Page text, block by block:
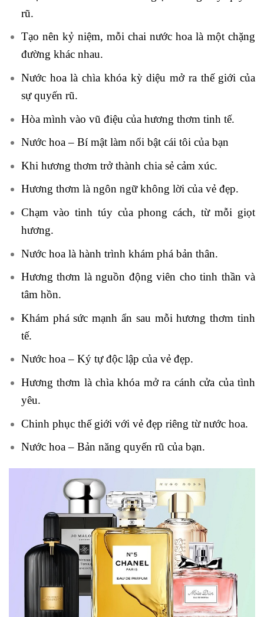
rũ.
Tạo nên kỷ niệm, mỗi chai nước hoa là một chặng
đường khác nhau.
Nước hoa là chìa khóa kỳ diệu mở ra thế giới của
sự quyến rũ.
Hòa mình vào vũ điệu của hương thơm tinh tế.
Nước hoa – Bí mật làm nổi bật cái tôi của bạn
Khi hương thơm trở thành chia sẻ cảm xúc.
Hương thơm là ngôn ngữ không lời của vẻ đẹp.
Chạm vào tinh túy của phong cách, từ mỗi giọt
hương.
Nước hoa là hành trình khám phá bản thân.
Hương thơm là nguồn động viên cho tinh thần và
tâm hồn.
Khám phá sức mạnh ẩn sau mỗi hương thơm tinh
tế.
Nước hoa – Ký tự độc lập của vẻ đẹp.
Hương thơm là chìa khóa mở ra cánh cửa của tình
yêu.
Chinh phục thế giới với vẻ đẹp riêng từ nước hoa.
Nước hoa – Bản năng quyến rũ của bạn.